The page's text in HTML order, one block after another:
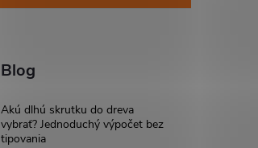
Blog
Akú dlhú skrutku do dreva
vybrať? Jednoduchý výpočet bez
tipovania